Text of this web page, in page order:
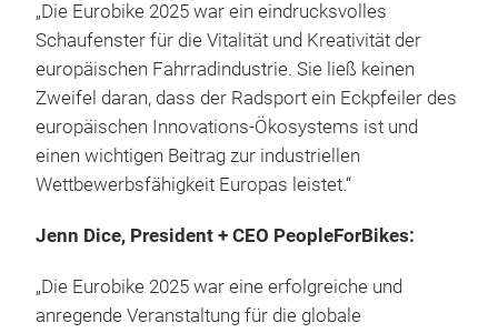
„Die Eurobike 2025 war ein eindrucksvolles
Schaufenster für die Vitalität und Kreativität der
europäischen Fahrradindustrie. Sie ließ keinen
Zweifel daran, dass der Radsport ein Eckpfeiler des
europäischen Innovations-Ökosystems ist und
einen wichtigen Beitrag zur industriellen
Wettbewerbsfähigkeit Europas leistet.“
Jenn Dice, President + CEO PeopleForBikes:
„Die Eurobike 2025 war eine erfolgreiche und
anregende Veranstaltung für die globale